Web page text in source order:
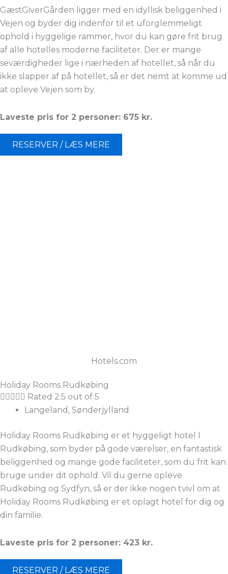
GæstGiverGården ligger med en idyllisk beliggenhed i
Vejen og byder dig indenfor til et uforglemmeligt
ophold i hyggelige rammer, hvor du kan gøre frit brug
af alle hotelles moderne faciliteter. Der er mange
seværdigheder lige i nærheden af hotellet, så når du
ikke slapper af på hotellet, så er det nemt at komme ud
at opleve Vejen som by.
Laveste pris for 2 personer: 675 kr.
RESERVER / LÆS MERE
Hotels.com
Holiday Rooms Rudkøbing
     Rated 2.5 out of 5
Langeland, Sønderjylland
Holiday Rooms Rudkøbing er et hyggeligt hotel I
Rudkøbing, som byder på gode værelser, en fantastisk
beliggenhed og mange gode faciliteter, som du frit kan
bruge under dit ophold. Vil du gerne opleve
Rudkøbing og Sydfyn, så er der ikke nogen tvivl om at
Holiday Rooms Rudkøbing er et oplagt hotel for dig og
din familie.
Laveste pris for 2 personer: 423 kr.
RESERVER / LÆS MERE